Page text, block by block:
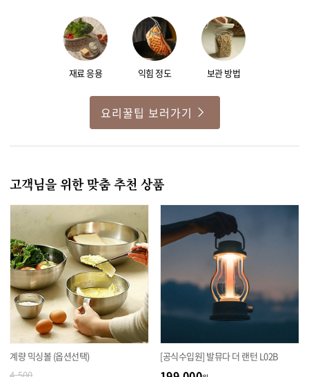
재료 응용 익힘 정도 보관 방법
요리꿀팁 보러가기
고객님을 위한 맞춤 추천 상품
계량 믹싱볼 (옵션선택)
[공식수입원] 발뮤다 더 랜턴 L02B